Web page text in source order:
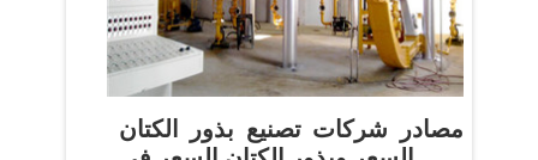
مصادر شركات تصنيع بذور الكتان